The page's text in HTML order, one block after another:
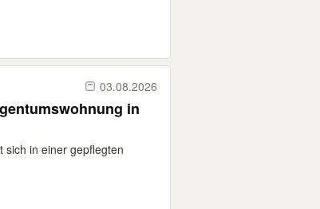
03.08.2026
in
sich in einer gepflegten